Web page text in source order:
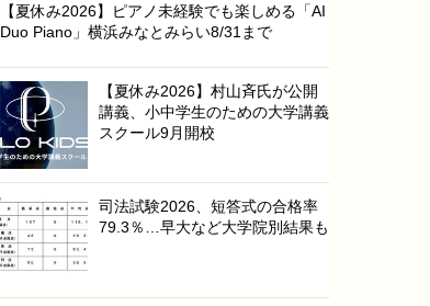
【夏休み2026】ピアノ未経験でも楽しめる「AI
Duo Piano」横浜みなとみらい8/31まで
【夏休み2026】村山斉氏が公開
講義、小中学生のための大学講義
スクール9月開校
司法試験2026、短答式の合格率
79.3％…早大など大学院別結果も